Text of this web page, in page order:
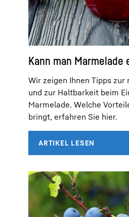
Kann man Marmelade
Wir zeigen Ihnen Tipps zur
und zur Haltbarkeit beim
Marmelade. Welche
bringt, erfahren Sie hier.